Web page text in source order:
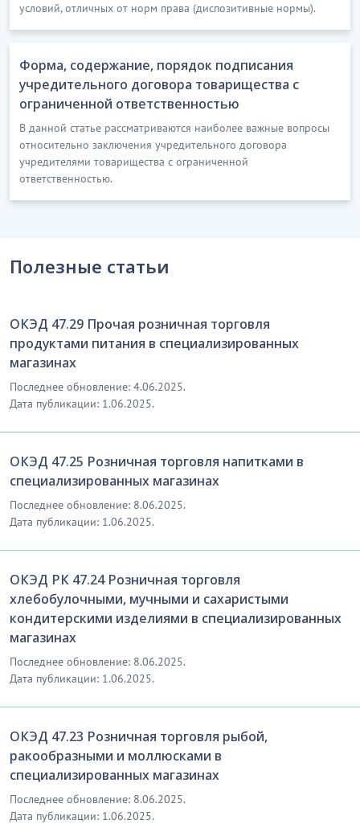
условий, отличных от норм права (диспозитивные нормы).
Форма, содержание, порядок подписания
учредительного договора товарищества с
ограниченной ответственностью
В данной статье рассматриваются наиболее важные вопросы
относительно заключения учредительного договора
учредителями товарищества с ограниченной
ответственностью.
Полезные статьи
ОКЭД 47.29 Прочая розничная торговля
продуктами питания в специализированных
магазинах
Последнее обновление: 4.06.2025.
Дата публикации: 1.06.2025.
ОКЭД 47.25 Розничная торговля напитками в
специализированных магазинах
Последнее обновление: 8.06.2025.
Дата публикации: 1.06.2025.
ОКЭД РК 47.24 Розничная торговля
хлебобулочными, мучными и сахаристыми
кондитерскими изделиями в специализированных
магазинах
Последнее обновление: 8.06.2025.
Дата публикации: 1.06.2025.
ОКЭД 47.23 Розничная торговля рыбой,
ракообразными и моллюсками в
специализированных магазинах
Последнее обновление: 8.06.2025.
Дата публикации: 1.06.2025.